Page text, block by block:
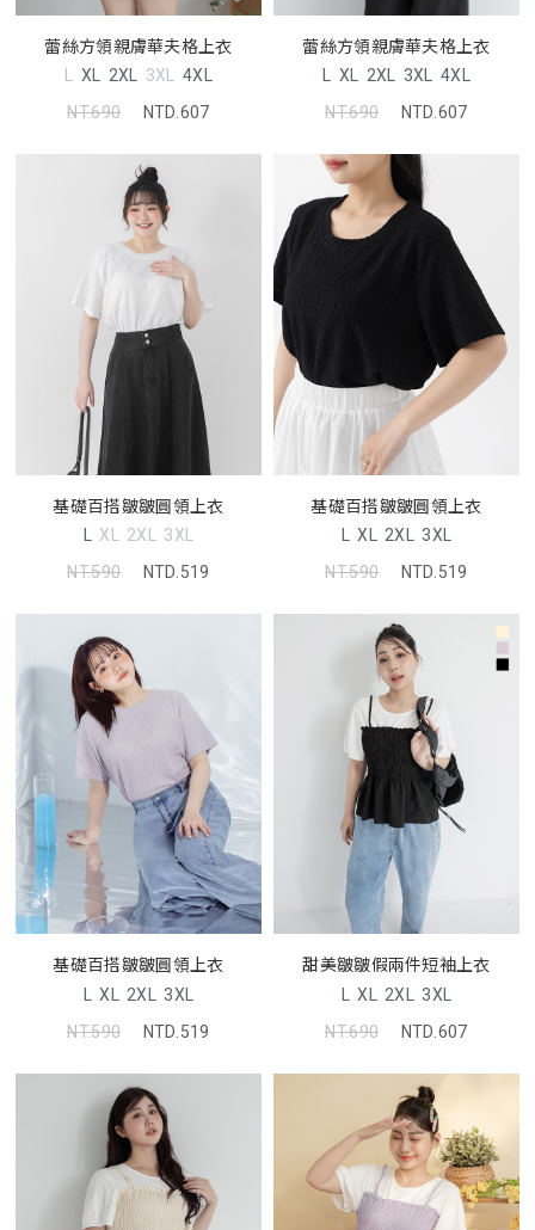
蕾絲方領親膚華夫格上衣
L XL 2XL 3XL 4XL
NT.690
NTD.607
蕾絲方領親膚華夫格上衣
L XL 2XL 3XL 4XL
NT.690
NTD.607
基礎百搭皺皺圓領上衣
L XL 2XL 3XL
NT.590
NTD.519
基礎百搭皺皺圓領上衣
L XL 2XL 3XL
NT.590
NTD.519
基礎百搭皺皺圓領上衣
L XL 2XL 3XL
NT.590
NTD.519
甜美皺皺假兩件短袖上衣
L XL 2XL 3XL
NT.690
NTD.607